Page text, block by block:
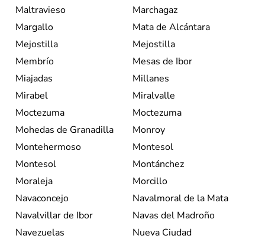
Maltravieso
Marchagaz
Margallo
Mata de Alcántara
Mejostilla
Mejostilla
Membrío
Mesas de Ibor
Miajadas
Millanes
Mirabel
Miralvalle
Moctezuma
Moctezuma
Mohedas de Granadilla
Monroy
Montehermoso
Montesol
Montesol
Montánchez
Moraleja
Morcillo
Navaconcejo
Navalmoral de la Mata
Navalvillar de Ibor
Navas del Madroño
Navezuelas
Nueva Ciudad